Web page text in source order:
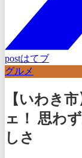
postはてブ
グルメ
【いわき
ェ！ 思わ
しさ